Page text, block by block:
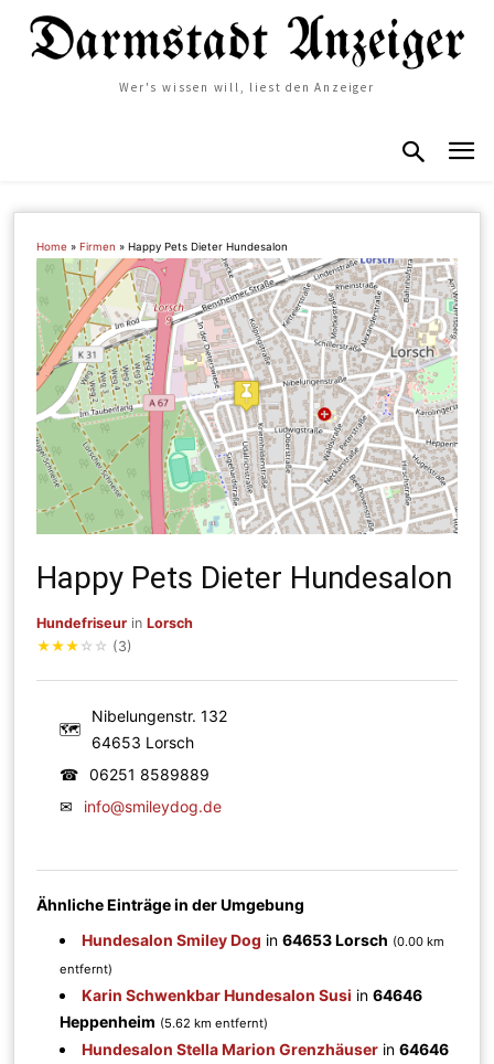
Wer's wissen will, liest den Anzeiger
Home »Firmen »Happy Pets Dieter Hundesalon
Happy Pets Dieter Hundesalon
Hundefriseur inLorsch
★★★ ☆ ☆ (3)
🗺
Nibelungenstr. 132
64653 Lorsch
☎
06251 8589889
✉
info@smileydog.de
Ähnliche Einträge in der Umgebung
Hundesalon Smiley Dog in64653 Lorsch (0.00 km
entfernt)
Karin Schwenkbar Hundesalon Susi in64646
Heppenheim (5.62 km entfernt)
Hundesalon Stella Marion Grenzhäuser in64646